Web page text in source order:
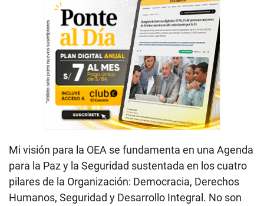
Mi visión para la OEA se fundamenta en una Agenda
para la Paz y la Seguridad sustentada en los cuatro
pilares de la Organización: Democracia, Derechos
Humanos, Seguridad y Desarrollo Integral. No son